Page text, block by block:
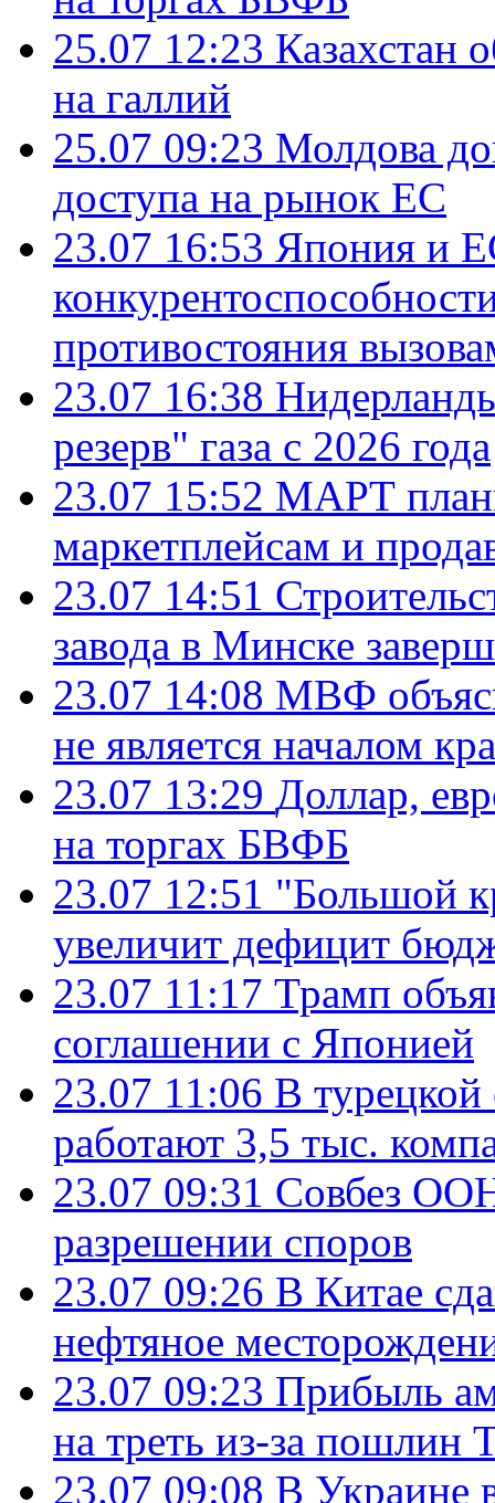
25.07 12:23 Казахстан
на галлий
25.07 09:23 Молдова
доступа на рынок ЕС
23.07 16:53 Япония и
противостояния
23.07 16:38
резерв" газа с 2026 года
23.07 15:52 МАРТ
маркетплейсам и
23.07 14:51
завода в Минске
23.07 14:08 МВФ
не является началом
23.07 13:29 Доллар,
на торгах БВФБ
23.07 12:51 "Большой
увеличит дефицит
23.07 11:17 Трамп
соглашении с Японией
23.07 11:06 В
работают 3,5 тыс.
23.07 09:31 Совбез
разрешении споров
23.07 09:26 В Китае
нефтяное
23.07 09:23 Прибыль
на треть из-за пошлин
23.07 09:08 В Украине